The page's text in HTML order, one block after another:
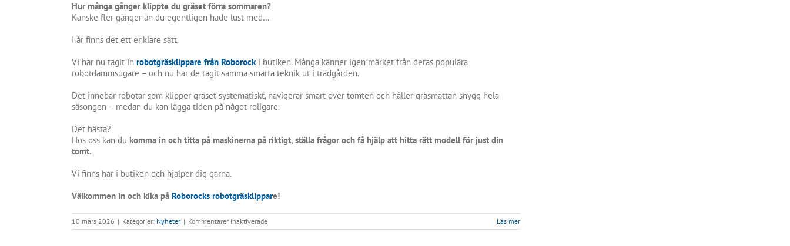
Hur många gånger klippte du gräset förra sommaren?
Kanske fler gånger än du egentligen hade lust med…
I år finns det ett enklare sätt.
Vi har nu tagit in robotgräsklippare från Roborocki butiken. Många känner igen märket från deras populära
robotdammsugare – och nu har de tagit samma smarta teknik ut i trädgården.
Det innebär robotar som klipper gräset systematiskt, navigerar smart över tomten och håller gräsmattan snygg hela
säsongen – medan du kan lägga tiden på något roligare.
Det bästa?
Hos oss kan du komma in och titta på maskinerna på riktigt, ställa frågor och få hjälp att hitta rätt modell för just din
tomt.
Vi finns här i butiken och hjälper dig gärna.
Välkommen in och kika på Roborocks robotgräsklippare!
10 mars 2026 | Kategorier: Nyheter | Kommentarer inaktiveradeför
Nyhet
Läs mer